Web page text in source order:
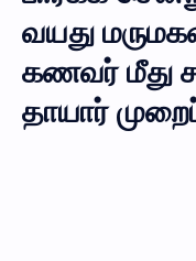
வயது
கணவர் மீது
தாயார்